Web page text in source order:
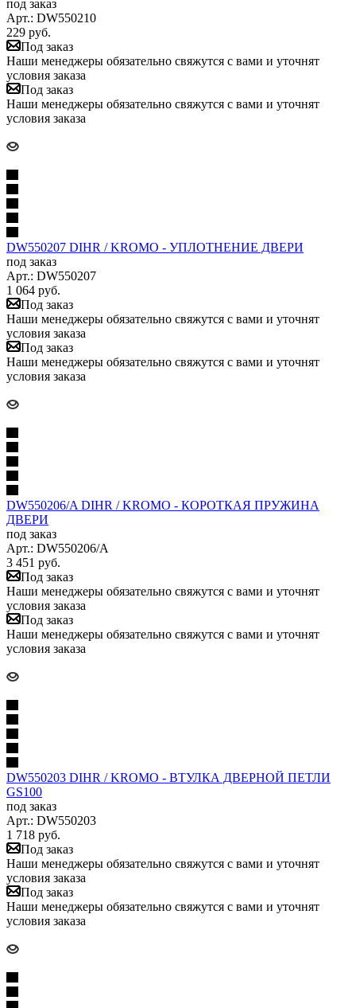
под заказ
Арт.: DW550210
229 руб.
Под заказ
Наши менеджеры обязательно свяжутся с вами и уточнят
условия заказа
Под заказ
Наши менеджеры обязательно свяжутся с вами и уточнят
условия заказа
DW550207 DIHR / KROMO - УПЛОТНЕНИЕ ДВЕРИ
под заказ
Арт.: DW550207
1 064 руб.
Под заказ
Наши менеджеры обязательно свяжутся с вами и уточнят
условия заказа
Под заказ
Наши менеджеры обязательно свяжутся с вами и уточнят
условия заказа
DW550206/A DIHR / KROMO - КОРОТКАЯ ПРУЖИНА
ДВЕРИ
под заказ
Арт.: DW550206/A
3 451 руб.
Под заказ
Наши менеджеры обязательно свяжутся с вами и уточнят
условия заказа
Под заказ
Наши менеджеры обязательно свяжутся с вами и уточнят
условия заказа
DW550203 DIHR / KROMO - ВТУЛКА ДВЕРНОЙ ПЕТЛИ
GS100
под заказ
Арт.: DW550203
1 718 руб.
Под заказ
Наши менеджеры обязательно свяжутся с вами и уточнят
условия заказа
Под заказ
Наши менеджеры обязательно свяжутся с вами и уточнят
условия заказа